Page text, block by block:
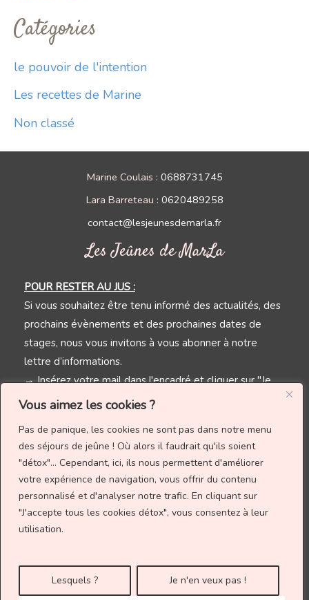
Vous aimez les cookies ?
Pas de panique, les cookies ne sont pas dans notre menu
des séjours de jeûne ! Où alors il faudrait qu'ils soient
"détox"... Cependant, ici, ils nous permettent d'améliorer
votre expérience de navigation, vous offrir du contenu
personnalisé et d'analyser notre trafic. En cliquant sur
"J'accepte tous les cookies détox", vous consentez à leur
utilisation.
Lesquels ? Je n'en veux pas !
Catégories
le pouvoir de l'intention
Les recettes de Marine
Non classé
Marine Coulais : 0688731745
Lara Barreteau : 0620489258
contact@lesjeunesdemarla.fr
Les Jeûnes de MarLa
POUR RESTER AU JUS :
Si vous souhaitez être tenu informé des actualités, des
prochains évènements et des prochaines dates de
stages, nous vous invitons à vous abonner à notre
lettre d’informations.
→ Insérez votre mail dans l'encadré et cliquer sur "Je
reste au jus !"
Site créé parMégan Buchou
© 2026 | Les Jeûnes de MarLa